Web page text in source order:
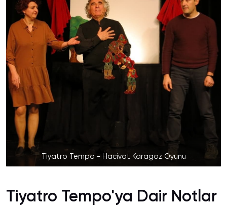
Tiyatro Tempo - Hacivat Karagöz Oyunu
Tiyatro Tempo'ya Dair Notlar